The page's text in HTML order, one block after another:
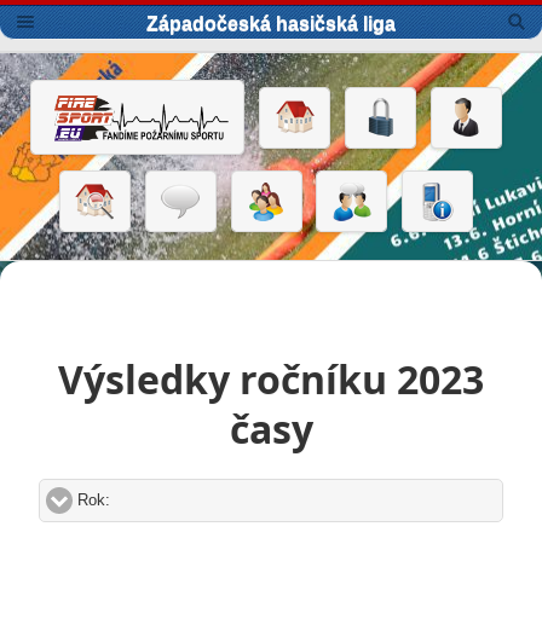
Západočeská hasičská liga
Výsledky ročníku 2023
časy
Rok: